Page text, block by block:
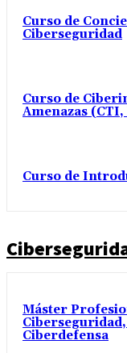
Curso de
Ciberseguridad
Curso de
Amenazas (CTI,
Curso de
Máster
Ciberdefensa